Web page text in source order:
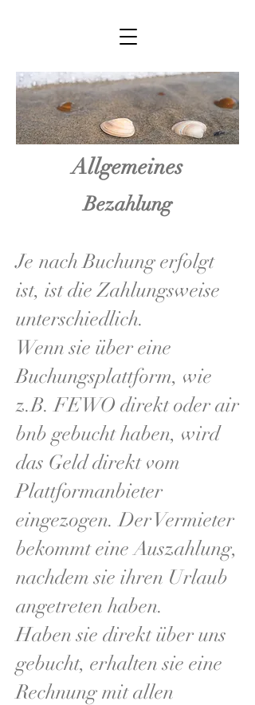
Allgemeines
Bezahlung
Je nach Buchung erfolgt
ist, ist die Zahlungsweise
unterschiedlich.
Wenn sie über eine
Buchungsplattform, wie
z.B. FEWO direkt oder air
bnb gebucht haben, wird
das Geld direkt vom
Plattformanbieter
eingezogen. Der Vermieter
bekommt eine Auszahlung,
nachdem sie ihren Urlaub
angetreten haben.
Haben sie direkt über uns
gebucht, erhalten sie eine
Rechnung mit allen